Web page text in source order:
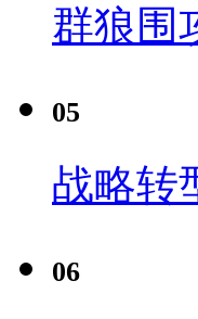
群狼围
05
战略转
06